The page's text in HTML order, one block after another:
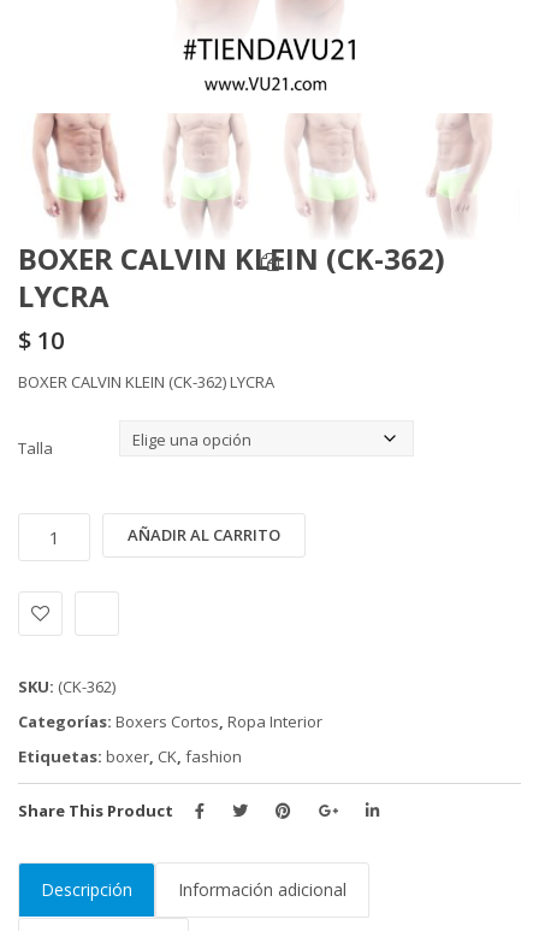
BOXER CALVIN KLEIN (CK-362)
LYCRA
$ 10
BOXER CALVIN KLEIN (CK-362) LYCRA
Talla
CALVIN
(CK-
362)
cantidad
AÑADIR AL CARRITO
SKU: (CK-362)
Categorías: Boxers Cortos, Ropa Interior
Etiquetas: boxer, CK, fashion
Share This Product
Descripción Información adicional